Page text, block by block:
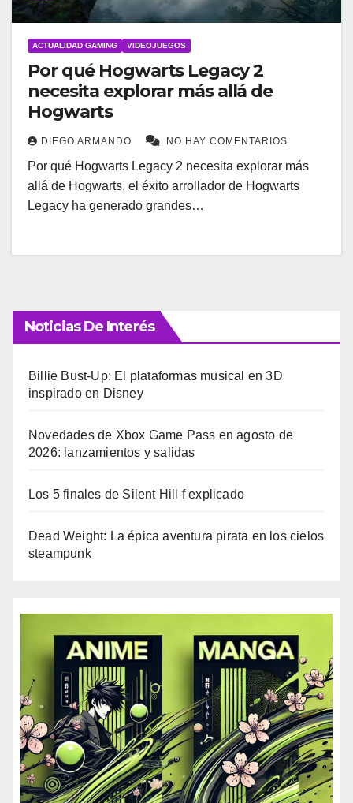
ACTUALIDAD GAMING VIDEOJUEGOS
Por qué Hogwarts Legacy 2
necesita explorar más allá de
Hogwarts
DIEGO ARMANDO NO HAY COMENTARIOS
Por qué Hogwarts Legacy 2 necesita explorar más
allá de Hogwarts, el éxito arrollador de Hogwarts
Legacy ha generado grandes…
Noticias De Interés
Billie Bust-Up: El plataformas musical en 3D
inspirado en Disney
Novedades de Xbox Game Pass en agosto de
2026: lanzamientos y salidas
Los 5 finales de Silent Hill f explicado
Dead Weight: La épica aventura pirata en los cielos
steampunk